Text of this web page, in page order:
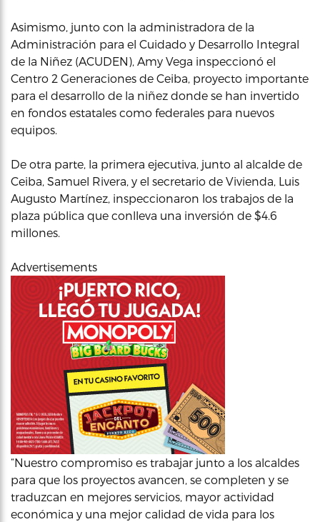
Asimismo, junto con la administradora de la
Administración para el Cuidado y Desarrollo Integral
de la Niñez (ACUDEN), Amy Vega inspeccionó el
Centro 2 Generaciones de Ceiba, proyecto importante
para el desarrollo de la niñez donde se han invertido
en fondos estatales como federales para nuevos
equipos.
De otra parte, la primera ejecutiva, junto al alcalde de
Ceiba, Samuel Rivera, y el secretario de Vivienda, Luis
Augusto Martínez, inspeccionaron los trabajos de la
plaza pública que conlleva una inversión de $4.6
millones.
Advertisements
“Nuestro compromiso es trabajar junto a los alcaldes
para que los proyectos avancen, se completen y se
traduzcan en mejores servicios, mayor actividad
económica y una mejor calidad de vida para los